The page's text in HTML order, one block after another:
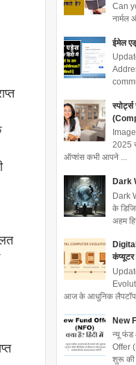
Can
ईमेल
2025
ऑप्शंस कभी आपने ...
Dark
Dark
के
अहम
कंप्यूटर
आज के आधुनिक लैपटॉप
New
न्यू फंड
Offer
शुरू की